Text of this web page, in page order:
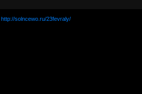
http://solncewo.ru/23fevraly/